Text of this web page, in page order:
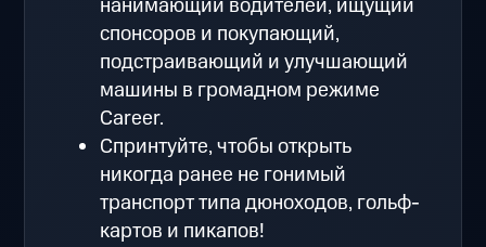
нанимающий водителей, ищущий
спонсоров и покупающий,
подстраивающий и улучшающий
машины в громадном режиме
Career.
Спринтуйте, чтобы открыть
никогда ранее не гонимый
транспорт типа дюноходов, гольф-
картов и пикапов!